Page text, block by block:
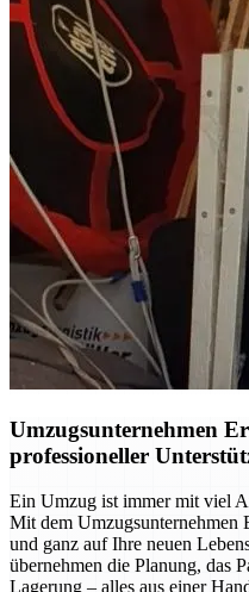
Umzugsunternehmen
professioneller
Ein Umzug ist immer mit viel
Mit dem Umzugsunternehmen
und ganz auf Ihre neuen
übernehmen die Planung, das
Lagerung – alles aus einer